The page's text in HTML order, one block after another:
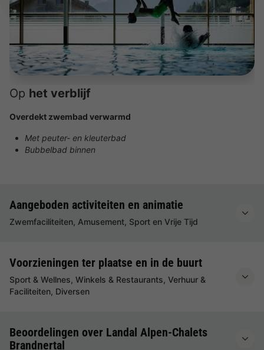
Op het verblijf
Overdekt zwembad verwarmd
Met peuter- en kleuterbad
Bubbelbad binnen
Aangeboden activiteiten en animatie
Zwemfaciliteiten, Amusement, Sport en Vrije Tijd
Voorzieningen ter plaatse en in de buurt
Sport & Wellnes, Winkels & Restaurants, Verhuur &
Faciliteiten, Diversen
Beoordelingen over Landal Alpen-Chalets
Brandnertal